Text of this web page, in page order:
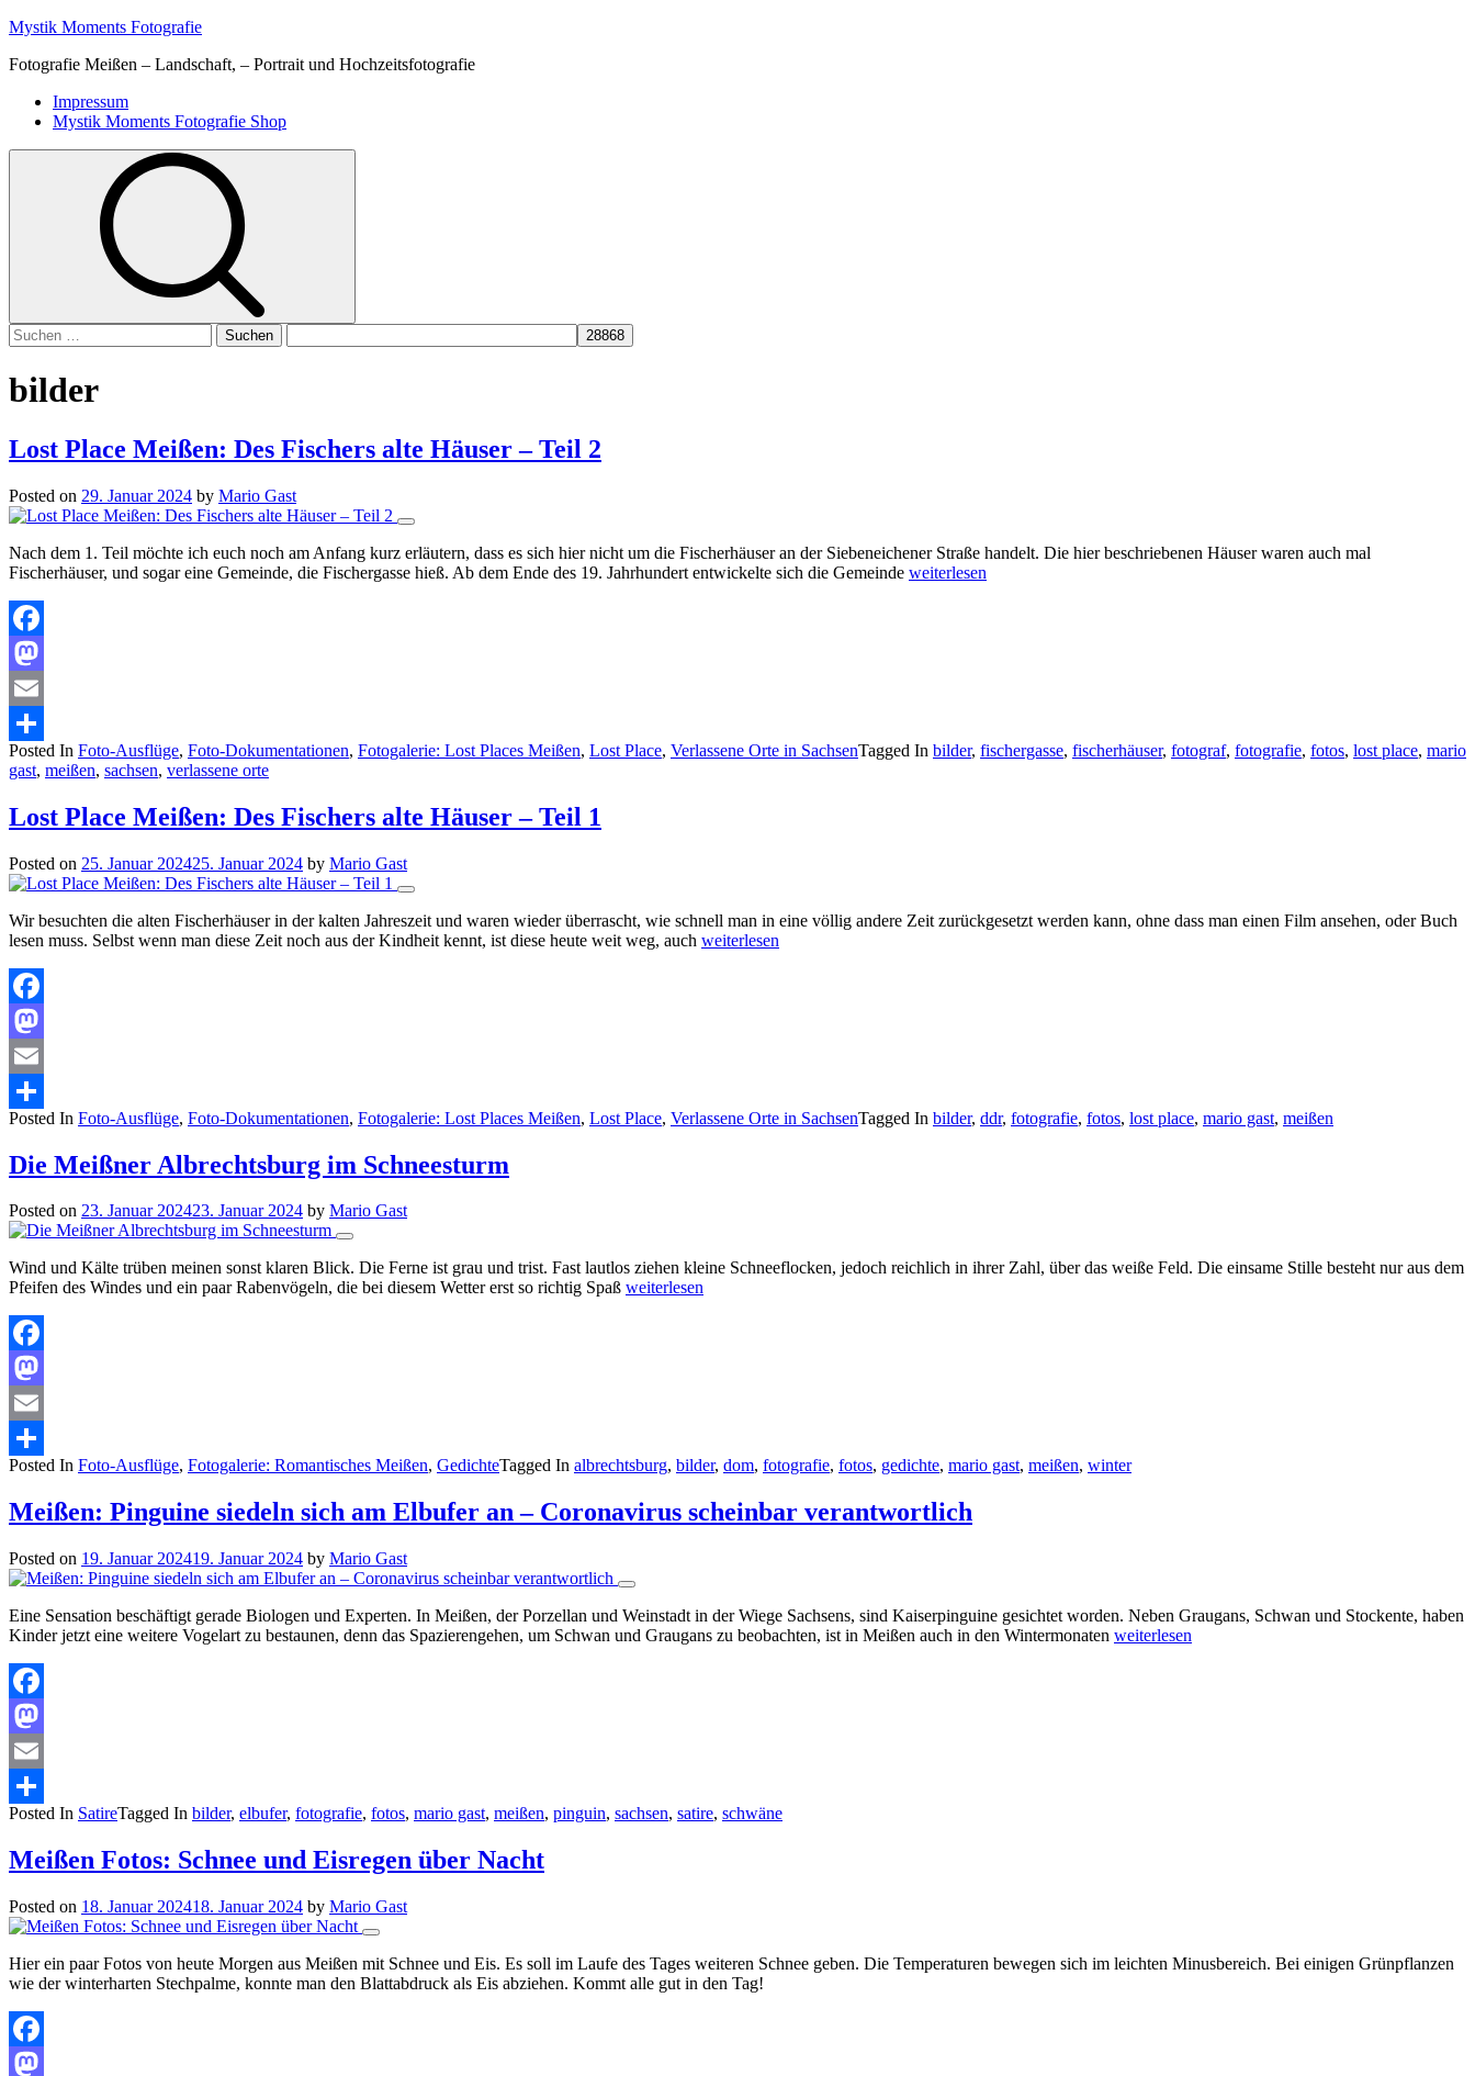
Skip
content
Mystik Moments Fotografie
Fotografie Meißen – Landschaft, – Portrait und Hochzeitsfotografie
Primary
Menu
Impressum
Mystik Moments Fotografie Shop
Suchen
nach:
bilder
Lost Place Meißen: Des Fischers alte Häuser – Teil 2
Posted on 29. Januar 2024 by Mario Gast
Nach dem 1. Teil möchte ich euch noch am Anfang kurz erläutern, dass es sich hier nicht um die Fischerhäuser an der Siebeneichener Straße handelt. Die hier beschriebenen Häuser waren auch mal
Fischerhäuser, und sogar eine Gemeinde, die Fischergasse hieß. Ab dem Ende des 19. Jahrhundert entwickelte sich die Gemeinde weiterlesen
Facebook
Mastodon
Email
Teilen
Posted In Foto-Ausflüge, Foto-Dokumentationen, Fotogalerie: Lost Places Meißen, Lost Place, Verlassene Orte in SachsenTagged In bilder, fischergasse, fischerhäuser, fotograf, fotografie, fotos, lost place, mario
gast, meißen, sachsen, verlassene orte
Lost Place Meißen: Des Fischers alte Häuser – Teil 1
Posted on 25. Januar 202425. Januar 2024 by Mario Gast
Wir besuchten die alten Fischerhäuser in der kalten Jahreszeit und waren wieder überrascht, wie schnell man in eine völlig andere Zeit zurückgesetzt werden kann, ohne dass man einen Film ansehen, oder Buch
lesen muss. Selbst wenn man diese Zeit noch aus der Kindheit kennt, ist diese heute weit weg, auch weiterlesen
Facebook
Mastodon
Email
Teilen
Posted In Foto-Ausflüge, Foto-Dokumentationen, Fotogalerie: Lost Places Meißen, Lost Place, Verlassene Orte in SachsenTagged In bilder, ddr, fotografie, fotos, lost place, mario gast, meißen
Die Meißner Albrechtsburg im Schneesturm
Posted on 23. Januar 202423. Januar 2024 by Mario Gast
Wind und Kälte trüben meinen sonst klaren Blick. Die Ferne ist grau und trist. Fast lautlos ziehen kleine Schneeflocken, jedoch reichlich in ihrer Zahl, über das weiße Feld. Die einsame Stille besteht nur aus dem
Pfeifen des Windes und ein paar Rabenvögeln, die bei diesem Wetter erst so richtig Spaß weiterlesen
Facebook
Mastodon
Email
Teilen
Posted In Foto-Ausflüge, Fotogalerie: Romantisches Meißen, GedichteTagged In albrechtsburg, bilder, dom, fotografie, fotos, gedichte, mario gast, meißen, winter
Meißen: Pinguine siedeln sich am Elbufer an – Coronavirus scheinbar verantwortlich
Posted on 19. Januar 202419. Januar 2024 by Mario Gast
Eine Sensation beschäftigt gerade Biologen und Experten. In Meißen, der Porzellan und Weinstadt in der Wiege Sachsens, sind Kaiserpinguine gesichtet worden. Neben Graugans, Schwan und Stockente, haben
Kinder jetzt eine weitere Vogelart zu bestaunen, denn das Spazierengehen, um Schwan und Graugans zu beobachten, ist in Meißen auch in den Wintermonaten weiterlesen
Facebook
Mastodon
Email
Teilen
Posted In SatireTagged In bilder, elbufer, fotografie, fotos, mario gast, meißen, pinguin, sachsen, satire, schwäne
Meißen Fotos: Schnee und Eisregen über Nacht
Posted on 18. Januar 202418. Januar 2024 by Mario Gast
Hier ein paar Fotos von heute Morgen aus Meißen mit Schnee und Eis. Es soll im Laufe des Tages weiteren Schnee geben. Die Temperaturen bewegen sich im leichten Minusbereich. Bei einigen Grünpflanzen
wie der winterharten Stechpalme, konnte man den Blattabdruck als Eis abziehen. Kommt alle gut in den Tag!
Facebook